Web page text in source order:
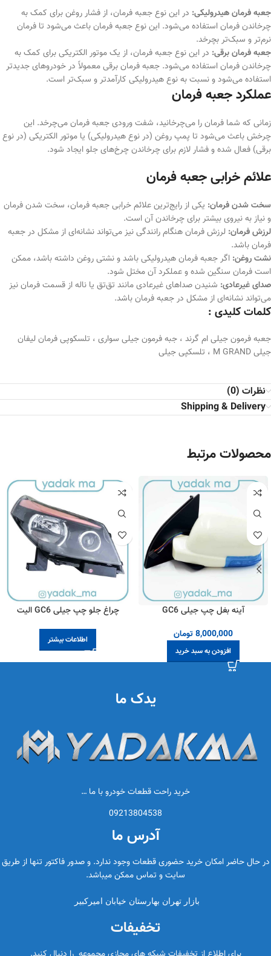
جعبه فرمان هیدرولیکی: در این نوع جعبه فرمان، از فشار روغن برای کمک به
چرخاندن فرمان استفاده می‌شود. این نوع جعبه فرمان باعث می‌شود تا فرمان
نرم‌تر و سبک‌تر بچرخد.
جعبه فرمان برقی: در این نوع جعبه فرمان، از یک موتور الکتریکی برای کمک به
چرخاندن فرمان استفاده می‌شود. جعبه فرمان برقی معمولاً در خودروهای جدیدتر
استفاده می‌شود و نسبت به نوع هیدرولیکی کارآمدتر و سبک‌تر است.
عملکرد جعبه فرمان
زمانی که شما فرمان را می‌چرخانید، شفت ورودی جعبه فرمان می‌چرخد. این
چرخش باعث می‌شود تا پمپ روغن (در نوع هیدرولیکی) یا موتور الکتریکی (در نوع
برقی) فعال شده و فشار لازم برای چرخاندن چرخ‌های جلو ایجاد شود.
علائم خرابی جعبه فرمان
سخت شدن فرمان: یکی از رایج‌ترین علائم خرابی جعبه فرمان، سخت شدن فرمان
و نیاز به نیروی بیشتر برای چرخاندن آن است.
لرزش فرمان: لرزش فرمان هنگام رانندگی نیز می‌تواند نشانه‌ای از مشکل در جعبه
فرمان باشد.
نشت روغن: اگر جعبه فرمان هیدرولیکی باشد و نشتی روغن داشته باشد، ممکن
است فرمان سنگین شده و عملکرد آن مختل شود.
صدای غیرعادی: شنیدن صداهای غیرعادی مانند تق‌تق یا ناله از قسمت فرمان نیز
می‌تواند نشانه‌ای از مشکل در جعبه فرمان باشد.
کلمات کلیدی :
جعبه فرمون جیلی ام گرند ، جبه فرمون جیلی سواری ، تلسکوپی فرمان لیفان
جیلی M GRAND ، تلسکپی جیلی
نظرات (0)
Shipping & Delivery
محصولات مرتبط
آینه بغل چپ جیلی GC6
8,000,000تومان
افزودن به سبد خرید
چراغ جلو چپ جیلی GC6 الیت
اطلاعات بیشتر
یدک ما
خرید راحت قطعات خودرو با ما …
09213804538
آدرس ما
در حال حاضر امکان خرید حضوری قطعات وجود ندارد. و صدور فاکتور تنها از طریق
سایت و تماس ممکن میباشد.
بازار تهران بهارستان خیابان امیرکبیر
تخفیفات